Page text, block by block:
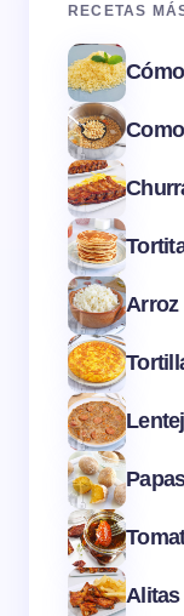
RECETAS
Arroz